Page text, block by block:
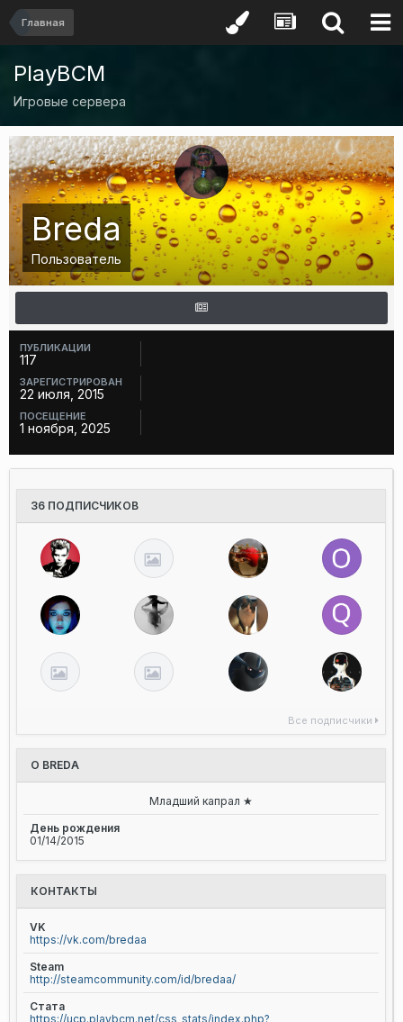
Главная
PlayBCM
Игровые сервера
Breda
Пользователь
ПУБЛИКАЦИИ
117
ЗАРЕГИСТРИРОВАН
22 июля, 2015
ПОСЕЩЕНИЕ
1 ноября, 2025
36 ПОДПИСЧИКОВ
Все подписчики
О BREDA
Младший капрал ★
День рождения
01/14/2015
КОНТАКТЫ
VK
https://vk.com/bredaa
Steam
http://steamcommunity.com/id/bredaa/
Стата
https://ucp.playbcm.net/css_stats/index.php?